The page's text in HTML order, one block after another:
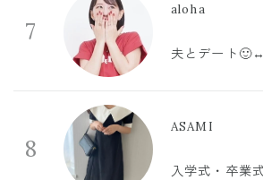
7
aloha
夫とデート
8
ASAMI
入学式・卒業